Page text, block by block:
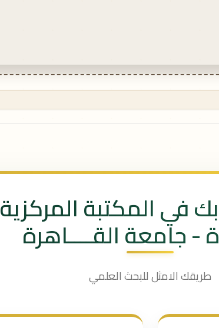
في المكتبة المركزية
- جامعة القــــاهرة
طريقك الامثل للبحث العلمي